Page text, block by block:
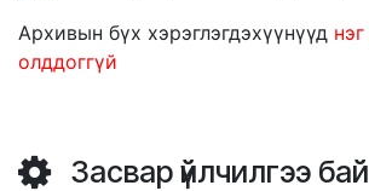
Архивын бүх хэрэглэгдэхүүнүүд
олддоггүй
Засвар үйлчилгээ